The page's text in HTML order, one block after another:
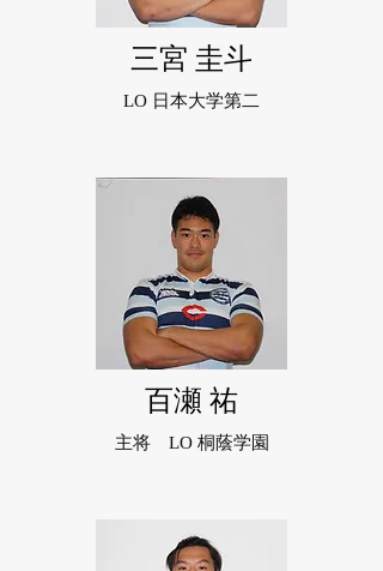
三宮 圭斗
LO 日本大学第二
百瀬 祐
主将 LO 桐蔭学園